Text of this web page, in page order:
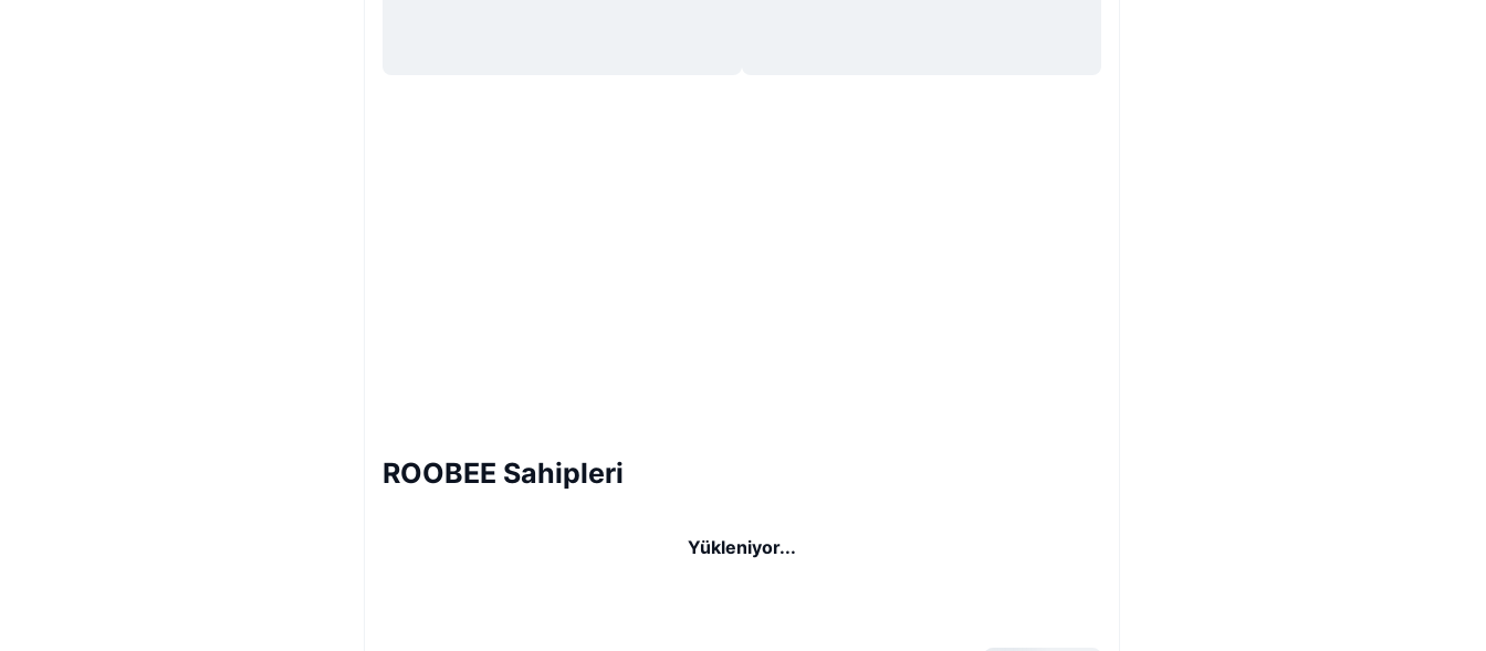
ROOBEE Sahipleri
Yükleniyor...